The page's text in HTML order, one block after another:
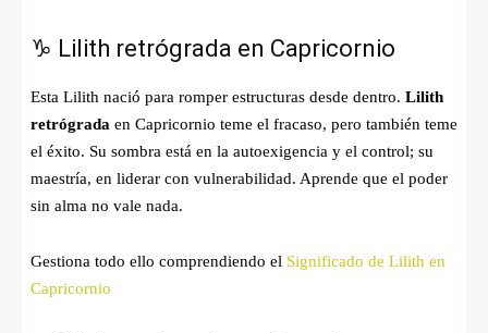
♑ Lilith retrógrada en Capricornio
Esta Lilith nació para romper estructuras desde dentro. Lilith
retrógrada en Capricornio teme el fracaso, pero también teme
el éxito. Su sombra está en la autoexigencia y el control; su
maestría, en liderar con vulnerabilidad. Aprende que el poder
sin alma no vale nada.
Gestiona todo ello comprendiendo el Significado de Lilith en
Capricornio